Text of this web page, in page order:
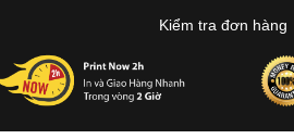
Kiểm tra đơn hàng